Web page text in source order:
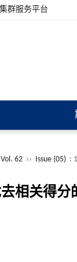
群服务平台
62 ›› Issue (05) :
相关得分